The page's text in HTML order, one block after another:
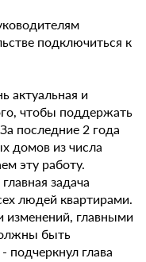
подключиться к
актуальная и
чтобы поддержать
последние 2 года
домов из числа
эту работу.
задача
людей квартирами.
изменений, главными
быть
подчеркнул глава